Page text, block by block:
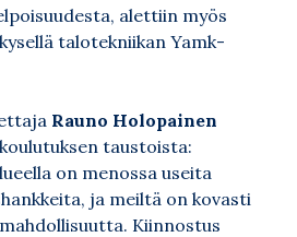
alettiin myös
talotekniikan Yamk-
Rauno Holopainen
taustoista:
on menossa useita
ja meiltä on kovasti
Kiinnostus